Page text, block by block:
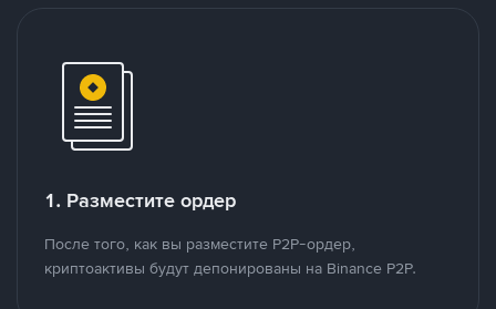
1. Разместите ордер
После того, как вы разместите P2P-ордер,
криптоактивы будут депонированы на Binance P2P.